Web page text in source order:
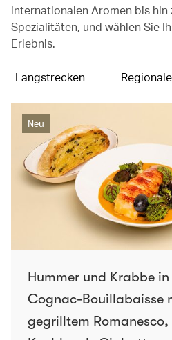
internationalen Aromen bis hin
Spezialitäten, und wählen Sie
Erlebnis.
Langstrecken
Neu
Hummer und Krabbe in
Cognac-Bouillabaisse
gegrilltem Romanesco,